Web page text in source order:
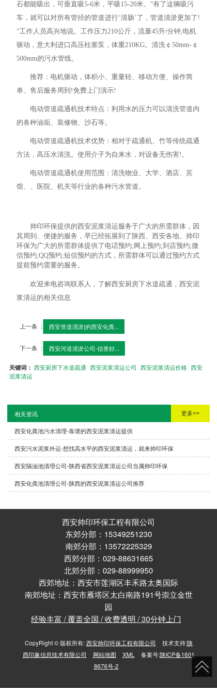
石都能吸出，可垂直吸5-6米，平吸15-20米。“有了这辆吸污
车，就可以对所有管径的管道进行‘清肠’了，管道清淤更加了!
”工作人员高兴地说。工作压力210公斤，流量45升/分钟;电机
驱动，意大利进口高压柱塞泵，体重210KG。清洗￠50mm-￠
500mm的污水管线。
推荐：电机驱动，体积小、重量轻、移动方便、操作简
单、售后服务周到!免费上门演示!
电动管道疏通机技术特点：利用水的压力可以清洗管道内
的各种油垢、装修物、沙石等。
电动管道疏通机技术优势：相对于疏通机、竹等传统疏通
方法，高压水清洗。使用介子为自来水，对设备无伤害!。
电动管道疏通机使用范围：清洗物业、大学、酒店、宾
馆、、医院、机关等行业的各种污水管道。
帅印环保提供的西安泥浆清运服务于广大的所需群体，因
其周到、便捷的服务，早已经拓展到了陕西、西安各地。帅印
环保为广大的所需群体提供了电话预约;网上预约;到店预约;微
信预约;QQ预约;短信预约的方式，所需群体可以通过预约方式
提前预约需要的服务。
欢迎来电咨询联系人，了解西安厨房下水道疏通，西安泥
浆清运的相关信息
上一条 ： 西安管道清淤|的西安化粪...
下一条 ： 西安河道清淤公司-信誉好...
关键词：西安厨房下水道疏通 西安泥浆清运公司 西安泥浆清运价格 西安
泥浆清运
相关资讯 更多>>
西安化粪池污水清理-靠谱的西安泥浆清运提供
西安污水泥浆外运-想找高水平的西安泥浆清运，就来帅印环保
西安隔油池清理公司-陕西省西安泥浆清运公司当属帅印环保
西安化粪池清理公司-陕西的西安泥浆清运公司推荐
西安帅印环保工程有限公司
东郊分部：15349251230
南郊分部：13572225329
西郊分部：029-88631665
北郊分部：029-88999950
西郊地址：西安市莲湖区丰禾路太奥国际
南郊地址：西安市雁塔区太白南路191号崇立金世
园
经验丰富 / 覆盖全国 / 收费透明 / 30分钟上门
CopyRight © 版权所有:西安帅印环保工程有限公司 技术支持:陕
西印象信息技术有限公司
网站地图 XML 备案号:陕ICP备1601
8676号-2